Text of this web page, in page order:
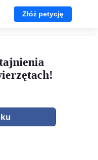
Złóż petycję